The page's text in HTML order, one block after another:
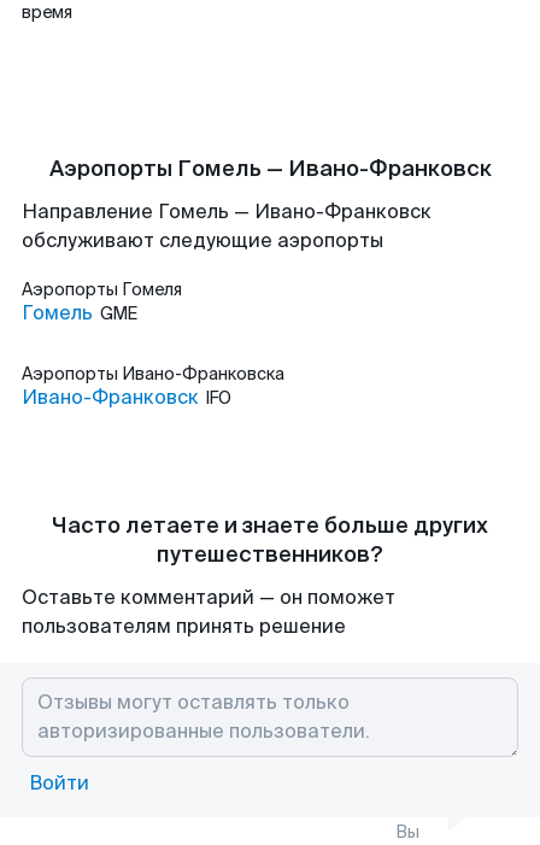
время
Аэропорты Гомель — Ивано-Франковск
Направление Гомель — Ивано-Франковск
обслуживают следующие аэропорты
Аэропорты Гомеля
Гомель GME
Аэропорты Ивано-Франковска
Ивано-Франковск IFO
Часто летаете и знаете больше других
путешественников?
Оставьте комментарий — он поможет
пользователям принять решение
Войти
Вы